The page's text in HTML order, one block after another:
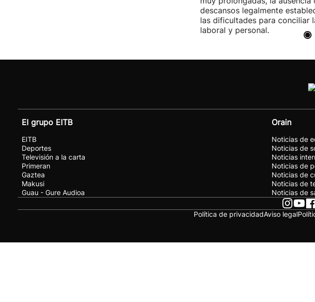
descansos legalmente
las dificultades para conciliar
laboral y personal.
El grupo EITB
EITB
Deportes
Televisión a la carta
Primeran
Gaztea
Makusi
Guau - Gure Audioa
Orain
Noticias de
Noticias de
Noticias
Noticias de
Noticias de
Noticias de
Noticias de
Política de privacidadAviso legal